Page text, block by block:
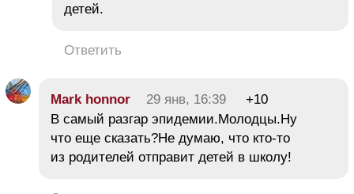
детей.
Ответить
Mark honnor 29 янв, 16:39
+10
В самый разгар эпидемии.Молодцы.Ну
что еще сказать?Не думаю, что кто-то
из родителей отправит детей в школу!